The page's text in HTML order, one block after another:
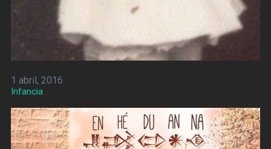
1 abril, 2016
Infancia